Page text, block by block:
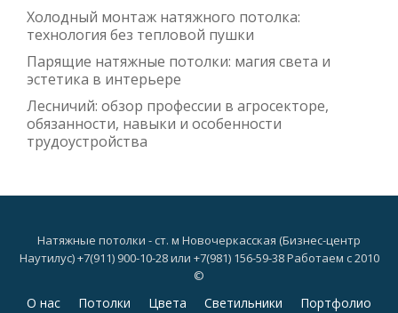
Холодный монтаж натяжного потолка:
технология без тепловой пушки
Парящие натяжные потолки: магия света и
эстетика в интерьере
Лесничий: обзор профессии в агросекторе,
обязанности, навыки и особенности
трудоустройства
Натяжные потолки - ст. м Новочеркасская (Бизнес-центр
Наутилус) +7(911) 900-10-28 или +7(981) 156-59-38 Работаем с 2010
©
Дополнительное
О нас Потолки Цвета Светильники Портфолио